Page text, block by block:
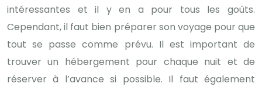
intéressantes et il y en a pour tous les goûts.
Cependant, il faut bien préparer son voyage pour que
tout se passe comme prévu. Il est important de
trouver un hébergement pour chaque nuit et de
réserver à l’avance si possible. Il faut également